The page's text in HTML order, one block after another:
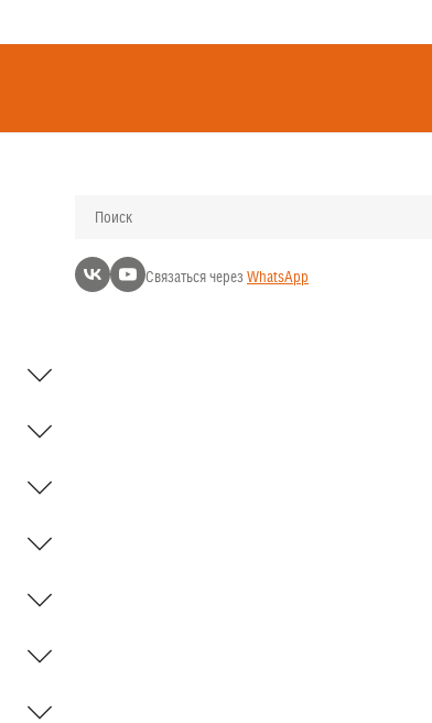
Поиск
Связаться черезWhatsApp